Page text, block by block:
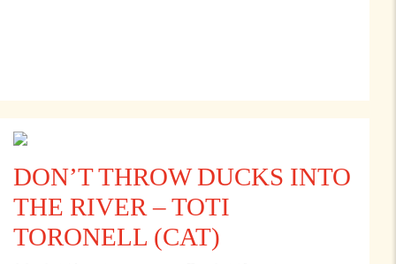
DON’T THROW DUCKS INTO
THE RIVER – TOTI
TORONELL (CAT)